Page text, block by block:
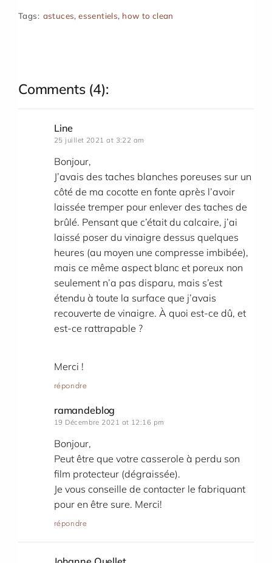
Tags: astuces,essentiels, how to clean
Comments (4):
Line
25 juillet 2021 at 3:22 am
Bonjour,
J’avais des taches blanches poreuses sur un
côté de ma cocotte en fonte après l’avoir
laissée tremper pour enlever des taches de
brûlé. Pensant que c’était du calcaire, j’ai
laissé poser du vinaigre dessus quelques
heures (au moyen une compresse imbibée),
mais ce même aspect blanc et poreux non
seulement n’a pas disparu, mais s’est
étendu à toute la surface que j’avais
recouverte de vinaigre. À quoi est-ce dû, et
est-ce rattrapable ?
Merci !
répondre
ramandeblog
19 Décembre 2021 at 12:16 pm
Bonjour,
Peut être que votre casserole à perdu son
film protecteur (dégraissée).
Je vous conseille de contacter le fabriquant
pour en être sure. Merci!
répondre